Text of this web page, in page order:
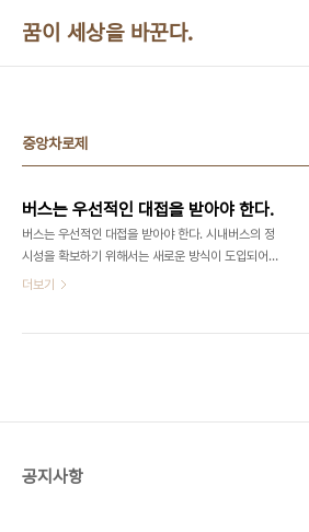
꿈이 세상을 바꾼다.
중앙차로제
버스는 우선적인 대접을 받아야 한다.
버스는 우선적인 대접을 받아야 한다. 시내버스의 정
시성을 확보하기 위해서는 새로운 방식이 도입되어
야 합니다. 아래 위 사진을 비교해 보십시요. 윗 사진
더보기
공지사항